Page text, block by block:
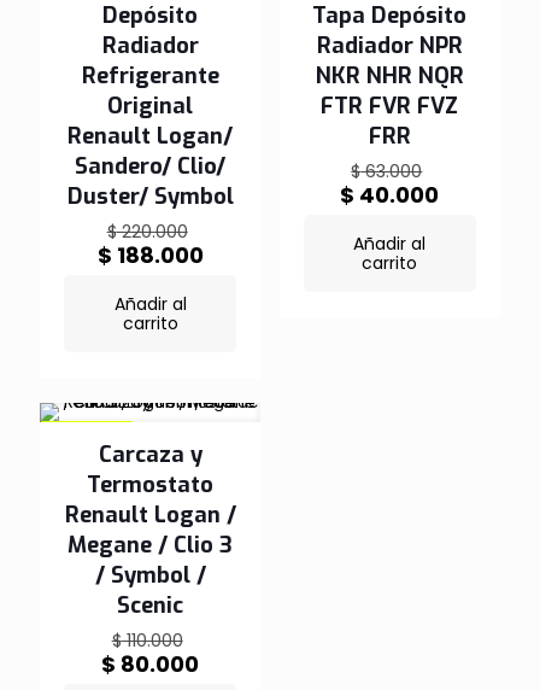
Depósito
Radiador
Refrigerante
Original
Renault Logan/
Sandero/ Clio/
Duster/ Symbol
$220.000
precio
$ 188.000El
Añadir al
carrito
Tapa Depósito
Radiador NPR
NKR NHR NQR
FTR FVR FVZ
FRR
$63.000
precio
$ 40.000El
Añadir al
carrito
Carcaza y
Termostato
Renault Logan /
Megane / Clio 3
/ Symbol /
Scenic
$110.000
precio
$ 80.000El